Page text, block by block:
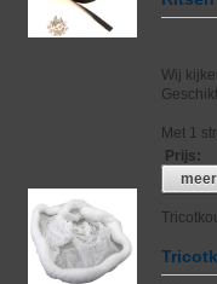
Wij
Met 1
Prijs: